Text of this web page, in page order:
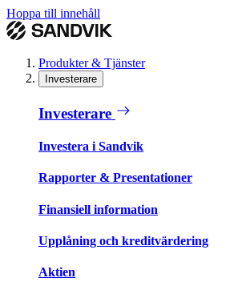
Hoppa till innehåll
Produkter & Tjänster
Investerare
Investerare
Investera i Sandvik
Rapporter & Presentationer
Finansiell information
Upplåning och kreditvärdering
Aktien